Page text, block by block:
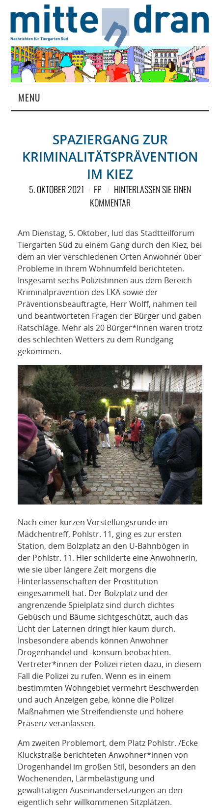
MENU
MAGAZIN
RUBRIKEN
SPONSORING
KONTAKT
SPAZIERGANG ZUR
KRIMINALITÄTSPRÄVENTION
IM KIEZ
5. OKTOBER 2021 FP
HINTERLASSEN SIE EINEN
KOMMENTAR
Am Dienstag, 5. Oktober, lud das Stadtteilforum
Tiergarten Süd zu einem Gang durch den Kiez, bei
dem an vier verschiedenen Orten Anwohner über
Probleme in ihrem Wohnumfeld berichteten.
Insgesamt sechs Polizistinnen aus dem Bereich
Kriminalprävention des LKA sowie der
Präventionsbeauftragte, Herr Wolff, nahmen teil
und beantworteten Fragen der Bürger und gaben
Ratschläge. Mehr als 20 Bürger*innen waren trotz
des schlechten Wetters zu dem Rundgang
gekommen.
Nach einer kurzen Vorstellungsrunde im
Mädchentreff, Pohlstr. 11, ging es zur ersten
Station, dem Bolzplatz an den U-Bahnbögen in
der Pohlstr. 11. Hier schilderte eine Anwohnerin,
wie sie über längere Zeit morgens die
Hinterlassenschaften der Prostitution
eingesammelt hat. Der Bolzplatz und der
angrenzende Spielplatz sind durch dichtes
Gebüsch und Bäume sichtgeschützt, auch das
Licht der Laternen dringt hier kaum durch.
Insbesondere abends können Anwohner
Drogenhandel und -konsum beobachten.
Vertreter*innen der Polizei rieten dazu, in diesem
Fall die Polizei zu rufen. Wenn es in einem
bestimmten Wohngebiet vermehrt Beschwerden
und auch Anzeigen gebe, könne die Polizei
Maßnahmen wie Streifendienste und höhere
Präsenz veranlassen.
Am zweiten Problemort, dem Platz Pohlstr. /Ecke
Kluckstraße berichteten Anwohner*innen von
Drogenhandel im großen Stil, besonders an den
Wochenenden, Lärmbelästigung und
gewalttätigen Auseinandersetzungen an den
eigentlich sehr willkommenen Sitzplätzen.